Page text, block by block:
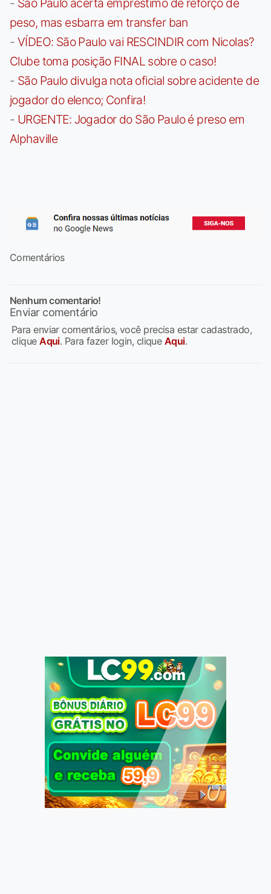
peso, mas esbarra em transfer ban
- VÍDEO: São Paulo vai RESCINDIR com Nicolas?
Clube toma posição FINAL sobre o caso!
- São Paulo divulga nota oficial sobre acidente de
jogador do elenco; Confira!
- URGENTE: Jogador do São Paulo é preso em
Alphaville
Comentários
Nenhum comentario!
Enviar comentário
Para enviar comentários, você precisa estar cadastrado,
cliqueAqui. Para fazer login, clique Aqui.